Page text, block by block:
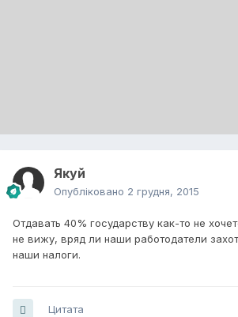
Якуй
Опубліковано 2 грудня, 2015
Отдавать 40% государству как-то не
не вижу, вряд ли наши работодатели
наши налоги.
Цитата